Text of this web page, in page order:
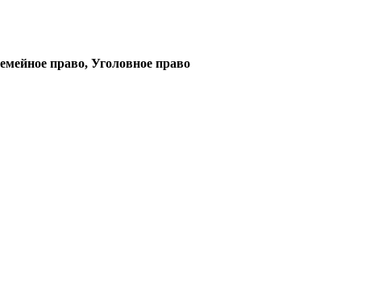
право, Уголовное право